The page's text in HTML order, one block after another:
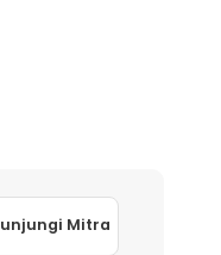
Kunjungi Mitra